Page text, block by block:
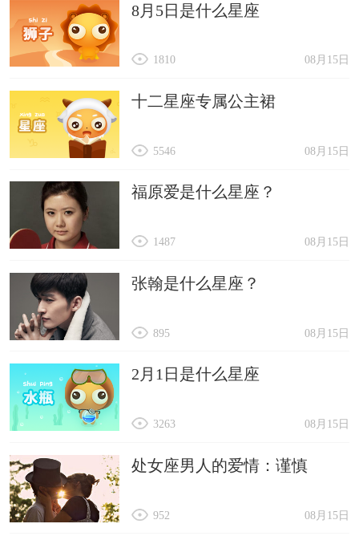
8月5日是什么星座
08月15日
1810
十二星座专属公主裙
08月15日
5546
福原爱是什么星座？
08月15日
1487
张翰是什么星座？
08月15日
895
2月1日是什么星座
08月15日
3263
处女座男人的爱情：谨慎
08月15日
952